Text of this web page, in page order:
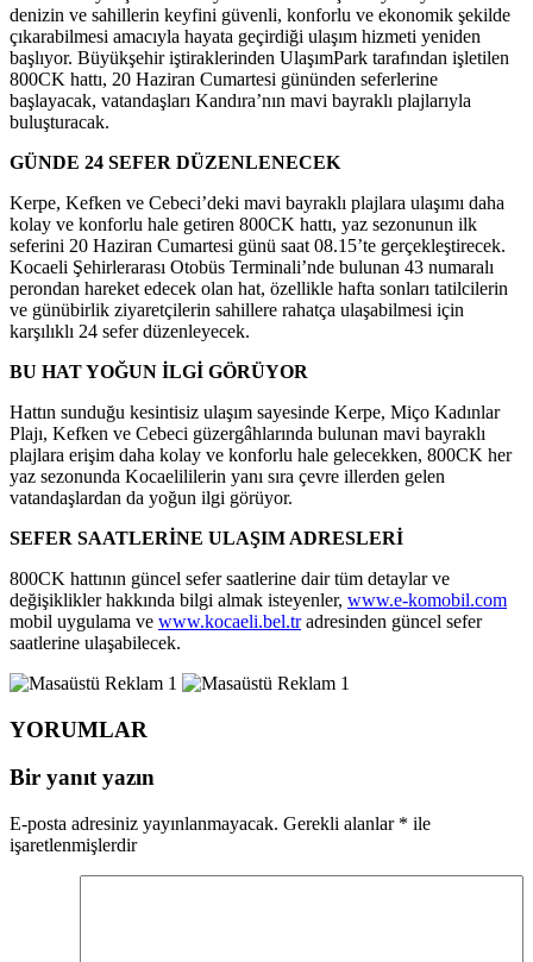
denizin ve sahillerin keyfini güvenli, konforlu ve ekonomik şekilde
çıkarabilmesi amacıyla hayata geçirdiği ulaşım hizmeti yeniden
başlıyor. Büyükşehir iştiraklerinden UlaşımPark tarafından işletilen
800CK hattı, 20 Haziran Cumartesi gününden seferlerine
başlayacak, vatandaşları Kandıra’nın mavi bayraklı plajlarıyla
buluşturacak.
GÜNDE 24 SEFER DÜZENLENECEK
Kerpe, Kefken ve Cebeci’deki mavi bayraklı plajlara ulaşımı daha
kolay ve konforlu hale getiren 800CK hattı, yaz sezonunun ilk
seferini 20 Haziran Cumartesi günü saat 08.15’te gerçekleştirecek.
Kocaeli Şehirlerarası Otobüs Terminali’nde bulunan 43 numaralı
perondan hareket edecek olan hat, özellikle hafta sonları tatilcilerin
ve günübirlik ziyaretçilerin sahillere rahatça ulaşabilmesi için
karşılıklı 24 sefer düzenleyecek.
BU HAT YOĞUN İLGİ GÖRÜYOR
Hattın sunduğu kesintisiz ulaşım sayesinde Kerpe, Miço Kadınlar
Plajı, Kefken ve Cebeci güzergâhlarında bulunan mavi bayraklı
plajlara erişim daha kolay ve konforlu hale gelecekken, 800CK her
yaz sezonunda Kocaelililerin yanı sıra çevre illerden gelen
vatandaşlardan da yoğun ilgi görüyor.
SEFER SAATLERİNE ULAŞIM ADRESLERİ
800CK hattının güncel sefer saatlerine dair tüm detaylar ve
değişiklikler hakkında bilgi almak isteyenler, www.e-komobil.com
mobil uygulama ve www.kocaeli.bel.tradresinden güncel sefer
saatlerine ulaşabilecek.
YORUMLAR
Bir yanıt yazın
E-posta adresiniz yayınlanmayacak. Gerekli alanlar * ile
işaretlenmişlerdir